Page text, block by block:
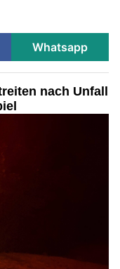
Whatsapp
nach Unfall